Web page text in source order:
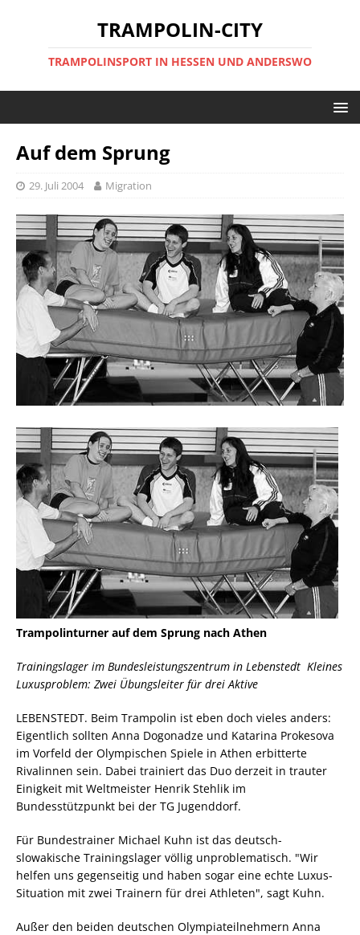
TRAMPOLIN-CITY
TRAMPOLINSPORT IN HESSEN UND ANDERSWO
Auf dem Sprung
29. Juli 2004 Migration
Trampolinturner auf dem Sprung nach Athen
Trainingslager im Bundesleistungszentrum in Lebenstedt  Kleines
Luxusproblem: Zwei Übungsleiter für drei Aktive
LEBENSTEDT. Beim Trampolin ist eben doch vieles anders:
Eigentlich sollten Anna Dogonadze und Katarina Prokesova
im Vorfeld der Olympischen Spiele in Athen erbitterte
Rivalinnen sein. Dabei trainiert das Duo derzeit in trauter
Einigkeit mit Weltmeister Henrik Stehlik im
Bundesstützpunkt bei der TG Jugenddorf.
Für Bundestrainer Michael Kuhn ist das deutsch-
slowakische Trainingslager völlig unproblematisch. "Wir
helfen uns gegenseitig und haben sogar eine echte Luxus-
Situation mit zwei Trainern für drei Athleten", sagt Kuhn.
Außer den beiden deutschen Olympiateilnehmern Anna